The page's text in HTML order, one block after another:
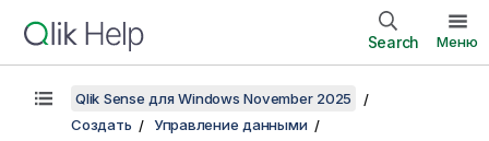
Search Меню
Qlik Sense для Windows November 2025
Создать
Управление данными